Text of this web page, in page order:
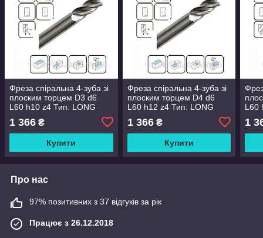
Фреза спіральна 4-зуба зі
плоским торцем D3 d6
L60 h10 z4 Тип: LONG
1 366 ₴
Купити
Фреза спіральна 4-зуба зі
плоским торцем D4 d6
L60 h12 z4 Тип: LONG
1 366₴
Купити
L60
1
Про нас
97% позитивних з 37 відгуків за рік
Працює з 26.12.2018